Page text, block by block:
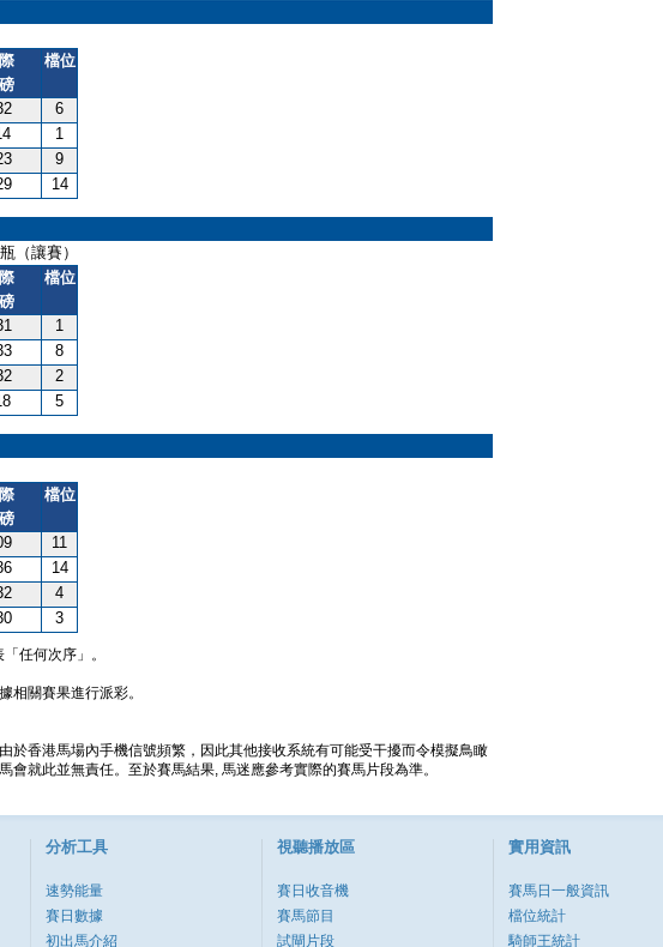
檔位
6
1
9
14
（讓賽）
檔位
1
8
2
5
檔位
11
14
4
3
任何次序」。
相關賽果進行派彩。
於香港馬場內手機信號頻繁，因此其他接收系統有可能受干擾而令模擬鳥瞰
就此並無責任。至於賽馬結果, 馬迷應參考實際的賽馬片段為準。
分析工具
速勢能量
賽日數據
初出馬介紹
視聽播放區
賽日收音機
賽馬節目
試閘片段
實用資訊
賽馬日一般資訊
檔位統計
騎師王統計